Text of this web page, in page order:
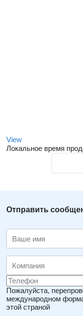
View
Локальное время
Отправить
Пожалуйста,
международном
этой страной